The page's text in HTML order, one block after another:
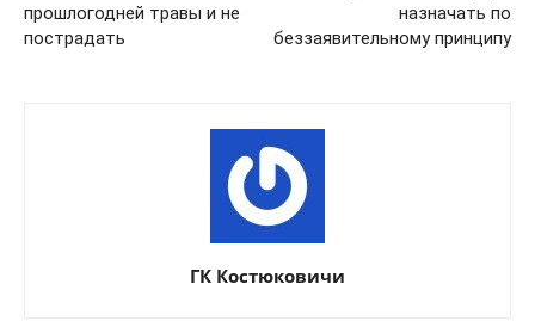
прошлогодней травы и не
пострадать
назначать по
беззаявительному принципу
ГК Костюковичи